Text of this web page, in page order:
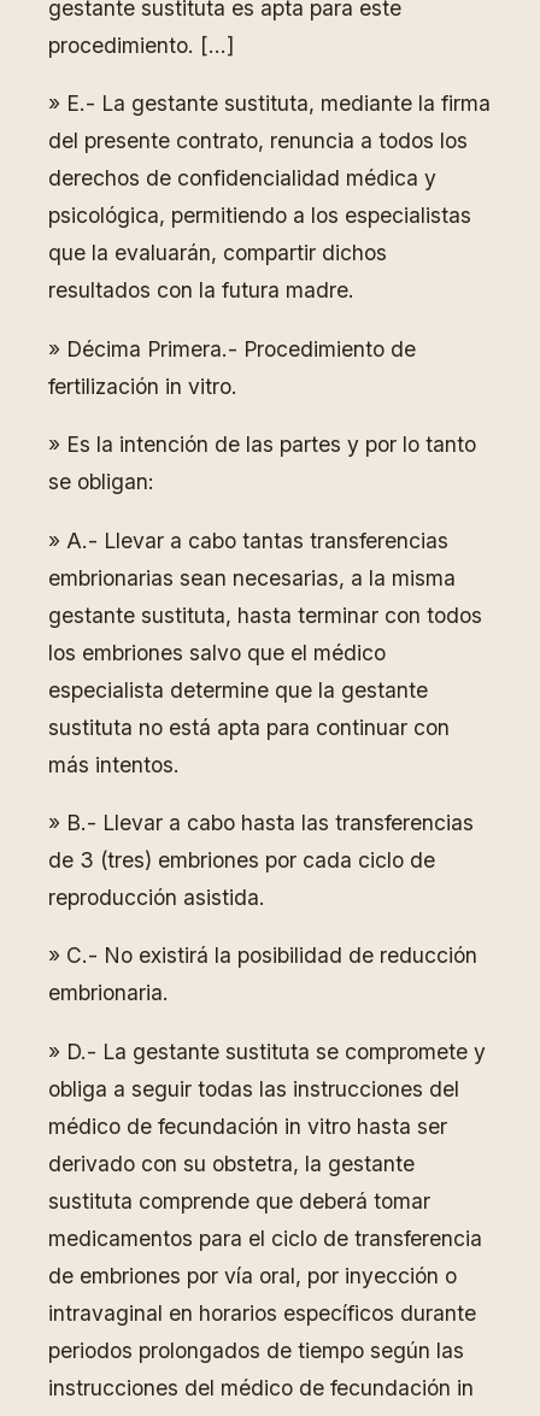
gestante sustituta es apta para este
procedimiento. […]
» E.- La gestante sustituta, mediante la firma
del presente contrato, renuncia a todos los
derechos de confidencialidad médica y
psicológica, permitiendo a los especialistas
que la evaluarán, compartir dichos
resultados con la futura madre.
» Décima Primera.- Procedimiento de
fertilización in vitro.
» Es la intención de las partes y por lo tanto
se obligan:
» A.- Llevar a cabo tantas transferencias
embrionarias sean necesarias, a la misma
gestante sustituta, hasta terminar con todos
los embriones salvo que el médico
especialista determine que la gestante
sustituta no está apta para continuar con
más intentos.
» B.- Llevar a cabo hasta las transferencias
de 3 (tres) embriones por cada ciclo de
reproducción asistida.
» C.- No existirá la posibilidad de reducción
embrionaria.
» D.- La gestante sustituta se compromete y
obliga a seguir todas las instrucciones del
médico de fecundación in vitro hasta ser
derivado con su obstetra, la gestante
sustituta comprende que deberá tomar
medicamentos para el ciclo de transferencia
de embriones por vía oral, por inyección o
intravaginal en horarios específicos durante
periodos prolongados de tiempo según las
instrucciones del médico de fecundación in